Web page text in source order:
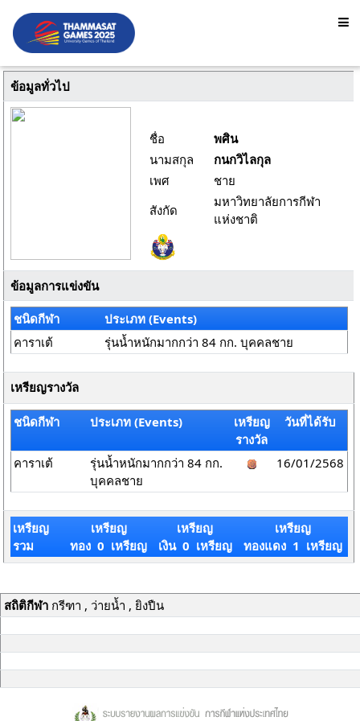
ข้อมูลทั่วไป
ชื่อ
พศิน
นามสกุล
กนกวิไลกุล
เพศ
ชาย
สังกัด
มหาวิทยาลัยการกีฬา
แห่งชาติ
ข้อมูลการแข่งขัน
ชนิดกีฬา
ประเภท (Events)
คาราเต้
รุ่นน้ำหนักมากกว่า 84 กก. บุคคลชาย
เหรียญรางวัล
ชนิดกีฬา ประเภท (Events)
เหรียญ
รางวัล
วันที่ได้รับ
คาราเต้
รุ่นน้ำหนักมากกว่า 84 กก.
บุคคลชาย
16/01/2568
เหรียญ
รวม
เหรียญ
ทอง 0 เหรียญ
เหรียญ
เงิน 0 เหรียญ
เหรียญ
ทองแดง 1 เหรียญ
สถิติกีฬากรีฑา , ว่ายน้ำ , ยิงปืน